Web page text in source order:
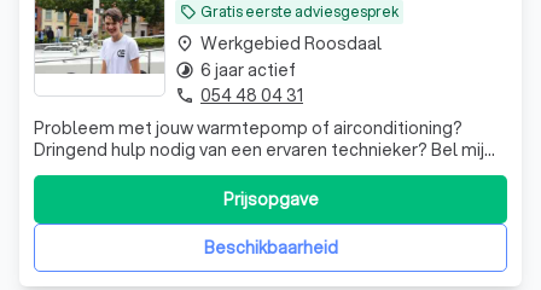
local_offer Gratis eerste adviesgesprek
Probleem met jouw warmtepomp of airconditioning?
Dringend hulp nodig van een ervaren technieker? Bel mij
op +32 472.996.116.
Beschikbaarheid
Prijsopgave
place Werkgebied Roosdaal
timelapse 6 jaar actief
phone 054 48 04 31